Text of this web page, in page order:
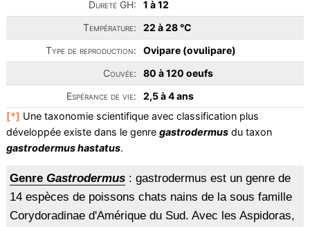
Dureté GH:
1 à 12
Température:
22 à 28 °C
Type de reproduction:
Ovipare (ovulipare)
Couvée:
80 à 120 oeufs
Espérance de vie:
2,5 à 4 ans
[*] Une taxonomie scientifique avec classification plus
développée existe dans le genre gastrodermusdu taxon
gastrodermus hastatus.
Genre Gastrodermus: gastrodermus est un genre de
14 espèces de poissons chats nains de la sous famille
Corydoradinae d'Amérique du Sud. Avec les Aspidoras,